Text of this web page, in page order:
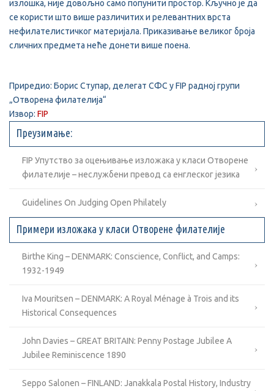
излошка, није довољно само попунити простор. Кључно је да
се користи што више различитих и релевантних врста
нефилателистичког материјала. Приказивање великог броја
сличних предмета неће донети више поена.
Приредио: Борис Ступар, делегат СФС у FIP радној групи
„Отворена филателија“
Извор: FIP
Преузимање:
FIP Упутство за оцењивање изложака у класи Отворене
филателије – неслужбени превод са енглеског језика
Guidelines On Judging Open Philately
Примери изложака у класи Отворене филателије
Birthe King – DENMARK: Conscience, Conflict, and Camps:
1932-1949
Iva Mouritsen – DENMARK: A Royal Ménage à Trois and its
Historical Consequences
John Davies – GREAT BRITAIN: Penny Postage Jubilee A
Jubilee Reminiscence 1890
Seppo Salonen – FINLAND: Janakkala Postal History, Industry